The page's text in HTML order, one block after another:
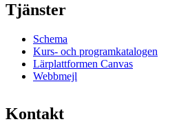
Tjänster
Schema
Kurs- och programkatalogen
Lärplattformen Canvas
Webbmejl
Kontakt